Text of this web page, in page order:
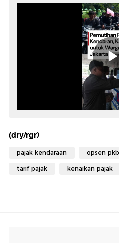
(dry/rgr)
pajak kendaraan opsen pkb
tarif pajak kenaikan pajak